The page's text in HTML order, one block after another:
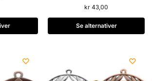
kr 43,00
Se alternativer